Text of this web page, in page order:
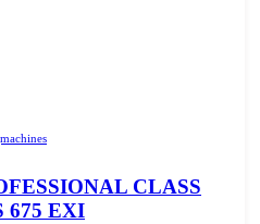
CLASS
675 EXI